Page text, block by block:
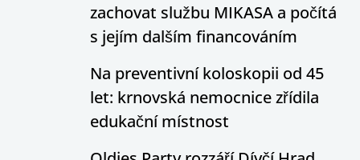
zachovat službu MIKASA a počítá
s jejím dalším financováním
Na preventivní koloskopii od 45
let: krnovská nemocnice zřídila
edukační místnost